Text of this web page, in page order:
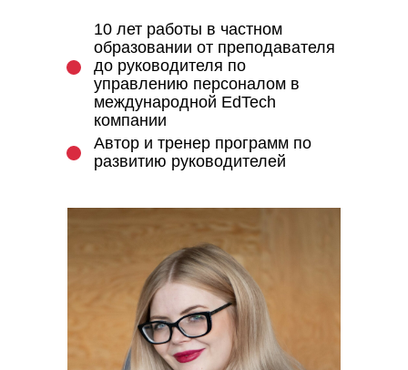
Автор и тренер программ по
развитию руководителей
10 лет работы в частном
образовании от преподавателя
до руководителя по
управлению персоналом в
международной EdTech
компании